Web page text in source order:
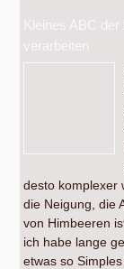
Kleines ABC
verarbeiten
desto komplexer
die Neigung, die
von Himbeeren
ich habe lange
etwas so Simples